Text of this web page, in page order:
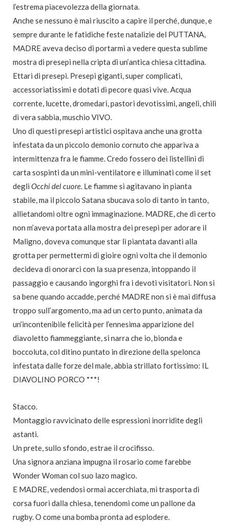
l’estrema piacevolezza della giornata.
Anche se nessuno è mai riuscito a capire il perché, dunque, e
sempre durante le fatidiche feste natalizie del PUTTANA,
MADRE aveva deciso di portarmi a vedere questa sublime
mostra di presepi nella cripta di un’antica chiesa cittadina.
Ettari di presepi. Presepi giganti, super complicati,
accessoriatissimi e dotati di pecore quasi vive. Acqua
corrente, lucette, dromedari, pastori devotissimi, angeli, chili
di vera sabbia, muschio VIVO.
Uno di questi presepi artistici ospitava anche una grotta
infestata da un piccolo demonio cornuto che appariva a
intermittenza fra le fiamme. Credo fossero dei listellini di
carta sospinti da un mini-ventilatore e illuminati come il set
degli Occhi del cuore. Le fiamme si agitavano in pianta
stabile, ma il piccolo Satana sbucava solo di tanto in tanto,
allietandomi oltre ogni immaginazione. MADRE, che di certo
non m’aveva portata alla mostra dei presepi per adorare il
Maligno, doveva comunque star lì piantata davanti alla
grotta per permettermi di gioire ogni volta che il demonio
decideva di onorarci con la sua presenza, intoppando il
passaggio e causando ingorghi fra i devoti visitatori. Non si
sa bene quando accadde, perché MADRE non si è mai diffusa
troppo sull’argomento, ma ad un certo punto, animata da
un’incontenibile felicità per l’ennesima apparizione del
diavoletto fiammeggiante, si narra che io, bionda e
boccoluta, col ditino puntato in direzione della spelonca
infestata dalle forze del male, abbia strillato fortissimo: IL
DIAVOLINO PORCO ***!
Stacco.
Montaggio ravvicinato delle espressioni inorridite degli
astanti.
Un prete, sullo sfondo, estrae il crocifisso.
Una signora anziana impugna il rosario come farebbe
Wonder Woman col suo lazo magico.
E MADRE, vedendosi ormai accerchiata, mi trasporta di
corsa fuori dalla chiesa, tenendomi come un pallone da
rugby. O come una bomba pronta ad esplodere.